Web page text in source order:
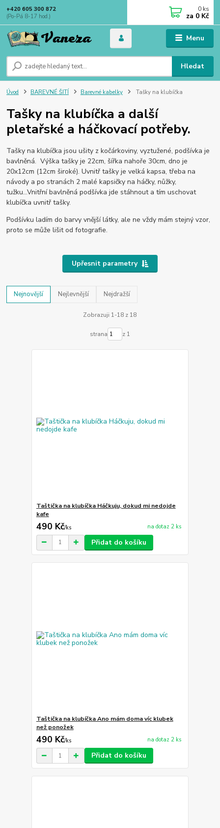
Menu
Hledat
+420 605 300 872
(Po-Pá 8-17 hod.)
0 ks
za 0 Kč
Úvod BAREVNÉ ŠITÍ Barevné kabelky Tašky na klubíčka
Tašky na klubíčka a další
pletařské a háčkovací potřeby.
Tašky na klubíčka jsou ušity z kočárkoviny, vyztužené, podšívka je
bavlněná. Výška tašky je 22cm, šířka nahoře 30cm, dno je
20x12cm (12cm široké). Uvnitř tašky je velká kapsa, třeba na
návody a po stranách 2 malé kapsičky na háčky, nůžky,
tužku...Vnitřní bavlněná podšívka jde stáhnout a tím uschovat
klubíčka uvnitř tašky.
Podšívku ladím do barvy vnější látky, ale ne vždy mám stejný vzor,
proto se může lišit od fotografie.
Upřesnit parametry
Nejnovější Nejlevnější Nejdražší
Zobrazuji 1-18 z 18
strana z 1
Taštička na klubíčka Háčkuju, dokud mi nedojde
kafe
490 Kč/ks na dotaz 2 ks
Přidat do košíku
Taštička na klubíčka Ano mám doma víc klubek
než ponožek
490 Kč/ks na dotaz 2 ks
Přidat do košíku